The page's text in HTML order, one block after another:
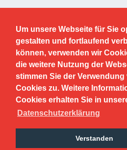
Um unsere Webseite für Sie
gestalten und fortlaufend
können, verwenden wir
die weitere Nutzung der
stimmen Sie der Verwendung
Cookies zu. Weitere
Cookies erhalten Sie in
Datenschutzerklärung
Verstanden
TEAMS
Offenbacher